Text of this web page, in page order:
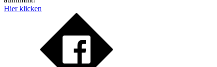
Hier klicken